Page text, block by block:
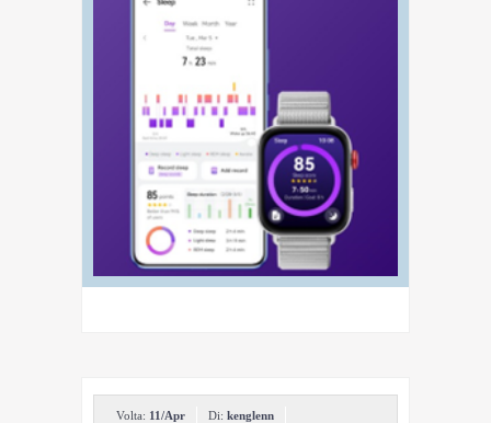
Volta: 11/Apr Di: kenglenn